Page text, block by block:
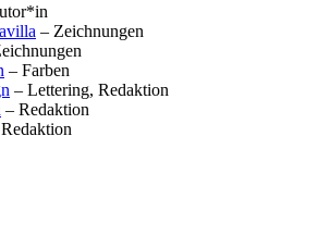
– Zeichnungen
– Farben
– Lettering, Redaktion
– Redaktion